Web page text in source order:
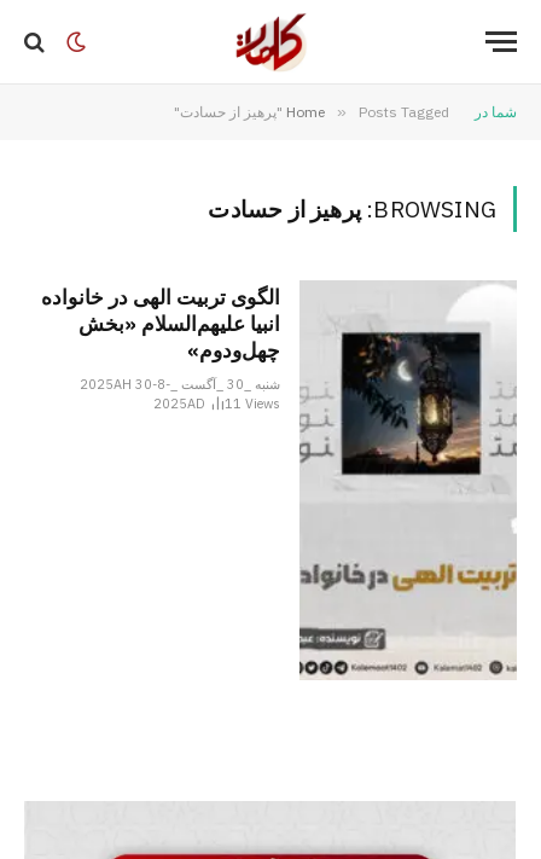
شما در Home » Posts Tagged "پرهیز از حسادت"
BROWSING: پرهیز از حسادت
الگوی تربیت الهی در خانواده
انبیا‌‌ علیهم‌السلام «بخش
چهل‌ودوم»
شنبه _30 _آگست _2025AH 30-8-
2025AD
11Views